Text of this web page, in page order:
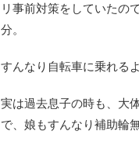
リ事前対策をしていたの
分。
すんなり自転車に乗れる
実は過去息子の時も、大
で、娘もすんなり補助輪